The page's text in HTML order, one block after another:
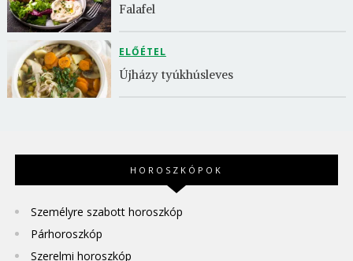
Falafel
ELŐÉTEL
Újházy tyúkhúsleves
HOROSZKÓPOK
Személyre szabott horoszkóp
Párhoroszkóp
Szerelmi horoszkóp